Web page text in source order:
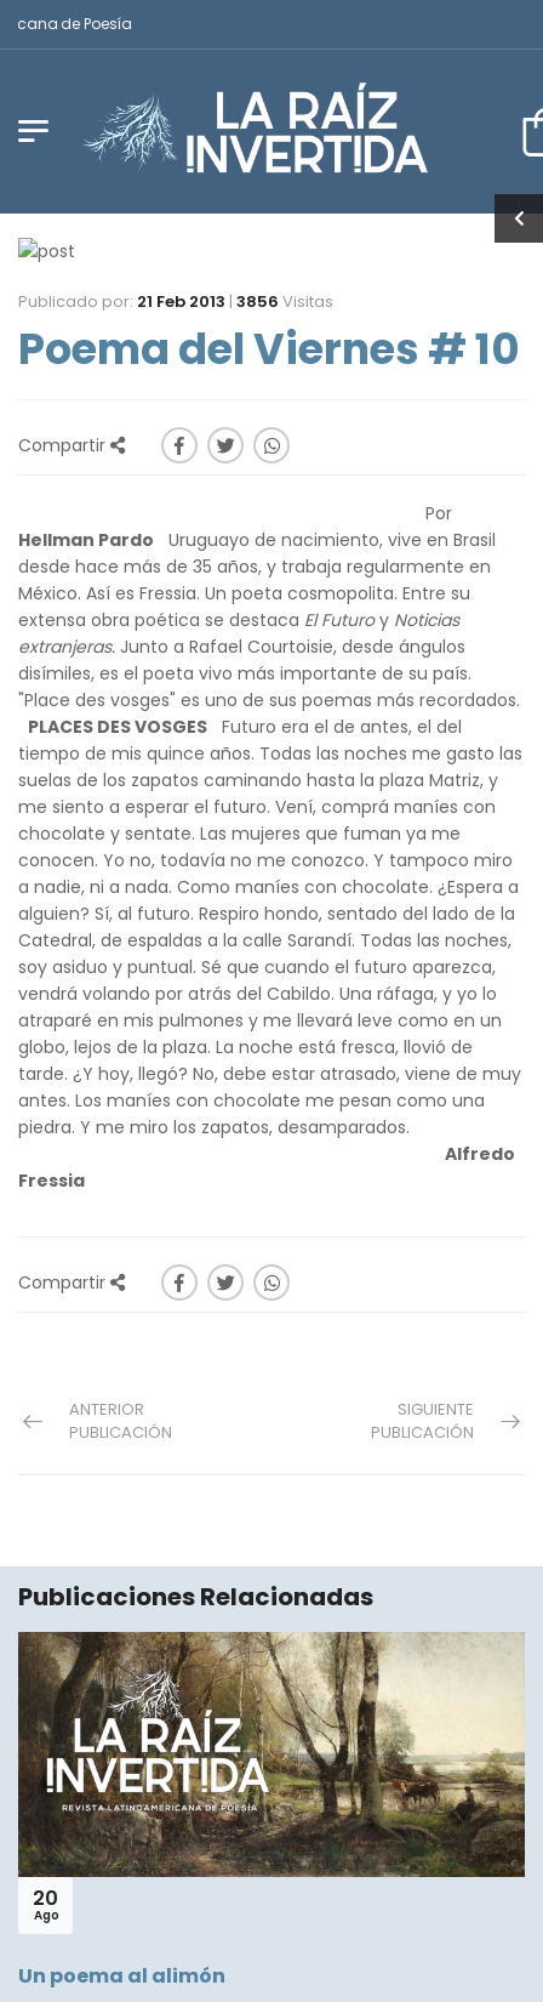
de Poesía
Publicado por: 21 Feb 2013 | 3856 Visitas
Poema del Viernes # 10
Compartir
Por
Hellman Pardo Uruguayo de nacimiento, vive en Brasil
desde hace más de 35 años, y trabaja regularmente en
México. Así es Fressia. Un poeta cosmopolita. Entre su
extensa obra poética se destaca El Futuroy Noticias
extranjeras. Junto a Rafael Courtoisie, desde ángulos
disímiles, es el poeta vivo más importante de su país.
"Place des vosges" es uno de sus poemas más recordados.
PLACES DES VOSGES Futuro era el de antes, el del
tiempo de mis quince años. Todas las noches me gasto las
suelas de los zapatos caminando hasta la plaza Matriz, y
me siento a esperar el futuro. Vení, comprá maníes con
chocolate y sentate. Las mujeres que fuman ya me
conocen. Yo no, todavía no me conozco. Y tampoco miro
a nadie, ni a nada. Como maníes con chocolate. ¿Espera a
alguien? Sí, al futuro. Respiro hondo, sentado del lado de la
Catedral, de espaldas a la calle Sarandí. Todas las noches,
soy asiduo y puntual. Sé que cuando el futuro aparezca,
vendrá volando por atrás del Cabildo. Una ráfaga, y yo lo
atraparé en mis pulmones y me llevará leve como en un
globo, lejos de la plaza. La noche está fresca, llovió de
tarde. ¿Y hoy, llegó? No, debe estar atrasado, viene de muy
antes. Los maníes con chocolate me pesan como una
piedra. Y me miro los zapatos, desamparados.
Alfredo
Fressia
Compartir
ANTERIOR
PUBLICACIÓN
SIGUIENTE
PUBLICACIÓN
Publicaciones Relacionadas
20
Ago
Un poema al alimón